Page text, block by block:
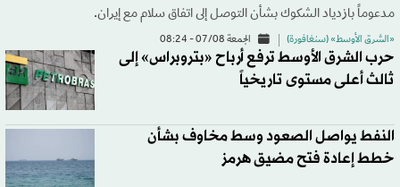
مدعوماً بازدياد الشكوك بشأن التوصل إلى اتفاق سلام مع إيران.
«الشرق الأوسط» (سنغافورة) الجمعة 07/08 - 08:24
حرب الشرق الأوسط ترفع أرباح «بتروبراس» إلى
ثالث أعلى مستوى تاريخياً
النفط يواصل الصعود وسط مخاوف بشأن
خطط إعادة فتح مضيق هرمز